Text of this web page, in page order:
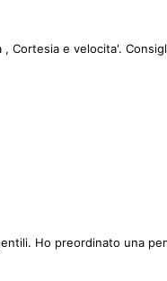
Cortesia e velocita'.
Ho preordinato una